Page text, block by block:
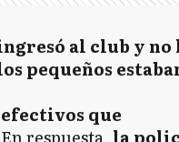
al club y no
pequeños
que
respuesta, la